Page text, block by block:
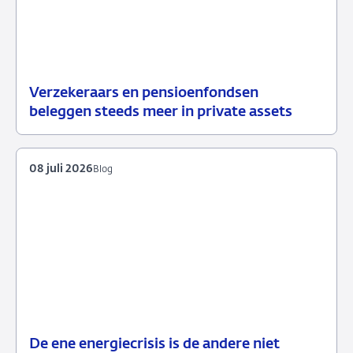
Verzekeraars en pensioenfondsen
beleggen steeds meer in private assets
15
Nieuws
De ene energiecrisis is de andere niet
Blog
08 juli 2026